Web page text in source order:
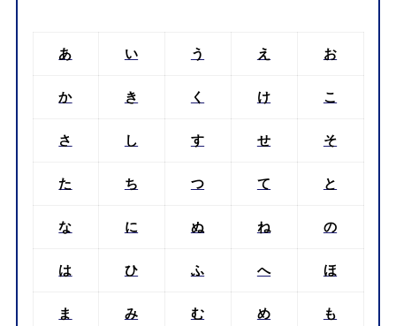
あ い う え お
か き く け こ
さ し す せ そ
た ち つ て と
な に ぬ ね の
は ひ ふ へ ほ
ま み む め も